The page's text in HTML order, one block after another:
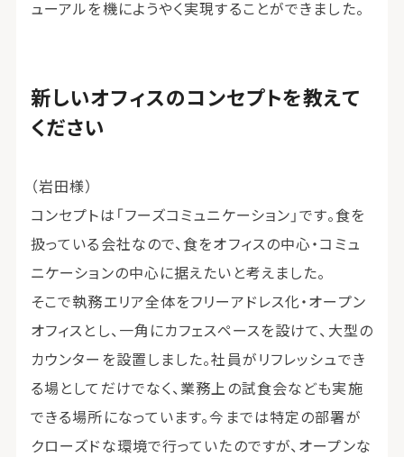
ューアルを機にようやく実現することができました。
新しいオフィスのコンセプトを教えて
ください
（岩田様）
コンセプトは「フーズコミュニケーション」です。食を
扱っている会社なので、食をオフィスの中心・コミュ
ニケーションの中心に据えたいと考えました。
そこで執務エリア全体をフリーアドレス化・オープン
オフィスとし、一角にカフェスペースを設けて、大型の
カウンターを設置しました。社員がリフレッシュでき
る場としてだけでなく、業務上の試食会なども実施
できる場所になっています。今までは特定の部署が
クローズドな環境で行っていたのですが、オープンな